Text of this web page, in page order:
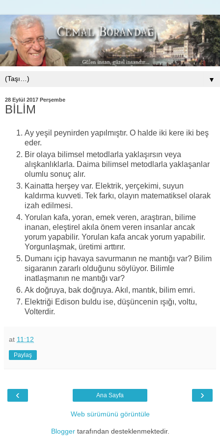
▼
28 Eylül 2017 Perşembe
BİLİM
Ay yeşil peynirden yapılmıştır. O halde iki kere iki beş
eder.
Bir olaya bilimsel metodlarla yaklaşırsın veya
alışkanlıklarla. Daima bilimsel metodlarla yaklaşanlar
olumlu sonuç alır.
Kainatta herşey var. Elektrik, yerçekimi, suyun
kaldırma kuvveti. Tek farkı, olayın matematiksel olarak
izah edilmesi.
Yorulan kafa, yoran, emek veren, araştıran, bilime
inanan, eleştirel akıla önem veren insanlar ancak
yorum yapabilir. Yorulan kafa ancak yorum yapabilir.
Yorgunlaşmak, üretimi arttırır.
Dumanı içip havaya savurmanın ne mantığı var? Bilim
sigaranın zararlı olduğunu söylüyor. Bilimle
inatlaşmanın ne mantığı var?
Ak doğruya, bak doğruya. Akıl, mantık, bilim emri.
Elektriği Edison buldu ise, düşüncenin ışığı, voltu,
Volterdir.
at 11:12
Paylaş
‹ ›
Ana Sayfa
Web sürümünü görüntüle
Bloggertarafından desteklenmektedir.